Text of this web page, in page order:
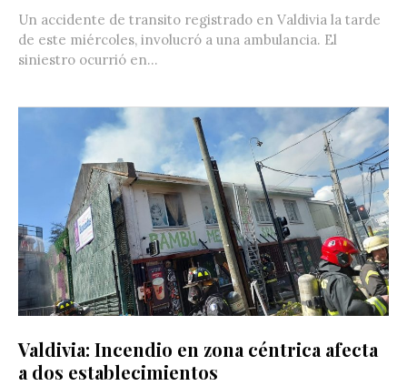
Un accidente de transito registrado en Valdivia la tarde
de este miércoles, involucró a una ambulancia. El
siniestro ocurrió en...
Valdivia: Incendio en zona céntrica afecta
a dos establecimientos